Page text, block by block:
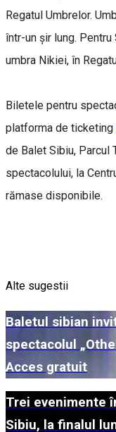
Regatul Umbrelor.
într-un șir lung.
umbra Nikiei, în
Biletele pentru
platforma de ticketing
de Balet Sibiu, Parcul
spectacolului, la
rămase disponibile.
Alte sugestii
Baletul sibian
spectacolul
Acces gratuit
Trei evenimente
Sibiu, la finalul